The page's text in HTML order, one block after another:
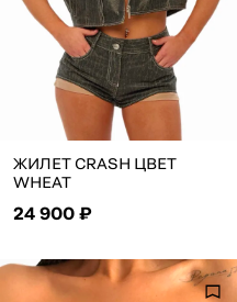
ЖИЛЕТ CRASH ЦВЕТ
WHEAT
24 900 ₽